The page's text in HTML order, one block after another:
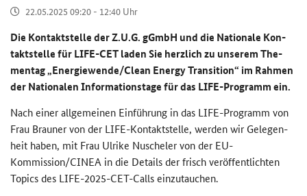
22.05.2025 09:20 - 12:40 Uhr
Die Kon­takt­stel­le der Z.U.G. gGmbH und die Na­tio­na­le Kon­
takt­stel­le fürLIFE-CETladen Sie herz­lich zu un­se­rem The­
men­tag „En­er­gie­wen­de/Clean Energy Transition“ im Rah­men
der Na­tio­na­len In­for­ma­ti­ons­ta­ge für das LIFE-​Programm ein.
Nach einer all­ge­mei­nen Ein­füh­rung in das LIFE-​Programm von
Frau Brau­ner von der LIFE-​Kontaktstelle, wer­den wir Ge­le­gen­
heit haben, mit Frau Ul­ri­ke Nu­sche­ler von der EU-​
Kommission/CINEA in die De­tails der frisch ver­öf­fent­lich­ten
Topicsdes LIFE-2025-CET-Callsein­zu­tau­chen.